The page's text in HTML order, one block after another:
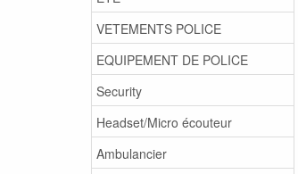
VETEMENTS POLICE
EQUIPEMENT DE POLICE
Security
Headset/Micro écouteur
Ambulancier